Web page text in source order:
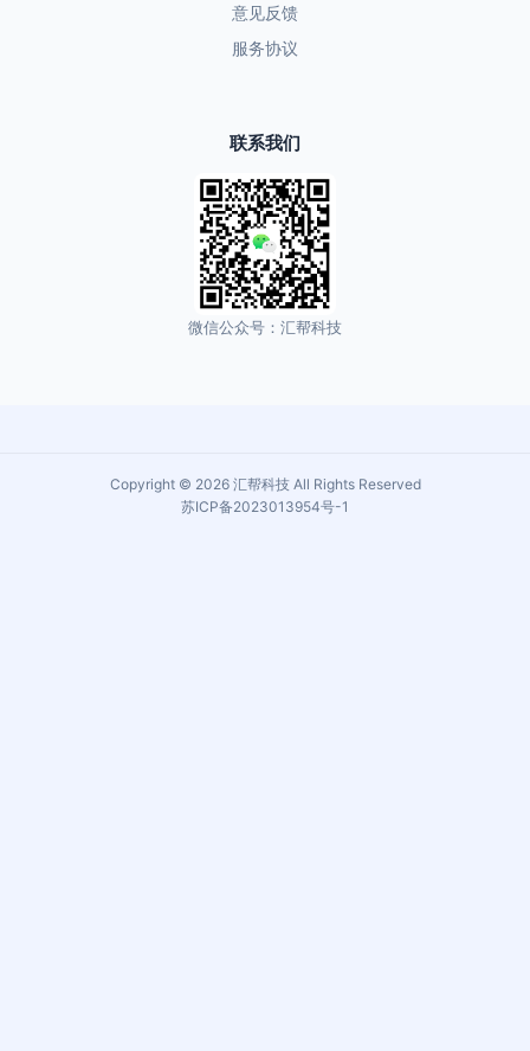
意见反馈
服务协议
联系我们
微信公众号：汇帮科技
Copyright © 2026 汇帮科技 All Rights Reserved
苏ICP备2023013954号-1